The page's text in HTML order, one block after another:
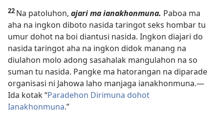
22 Na patoluhon, ajari ma ianakhonmuna. Paboa ma
aha na ingkon diboto nasida taringot seks hombar tu
umur dohot na boi diantusi nasida. Ingkon diajari do
nasida taringot aha na ingkon didok manang na
diulahon molo adong sasahalak mangulahon na so
suman tu nasida. Pangke ma hatorangan na diparade
organisasi ni Jahowa laho manjaga ianakhonmuna.​—
Ida kotak “Paradehon Dirimuna dohot
Ianakhonmuna.”